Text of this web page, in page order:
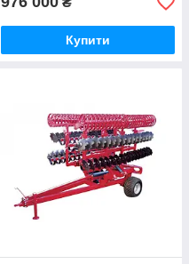
Купити